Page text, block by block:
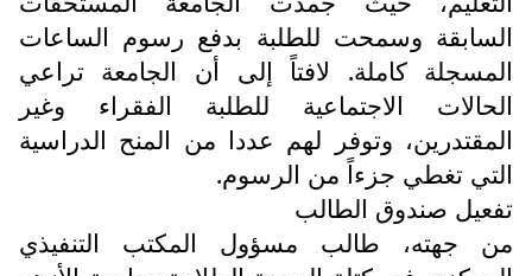
السابقة وسمحت للطلبة بدفع رسوم الساعات
المسجلة كاملة. لافتاً إلى أن الجامعة تراعي
الحالات الاجتماعية للطلبة الفقراء وغير
المقتدرين، وتوفر لهم عددا من المنح الدراسية
التي تغطي جزءاً من الرسوم.
تفعيل صندوق الطالب
من جهته، طالب مسؤول المكتب التنفيذي